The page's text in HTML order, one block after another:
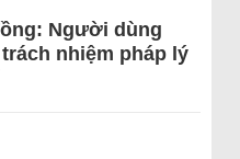
Người dùng
nhiệm pháp lý